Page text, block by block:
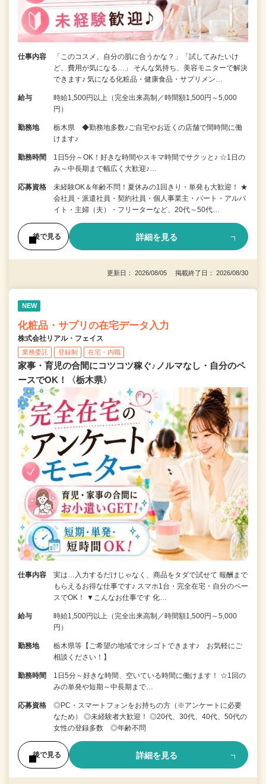
仕事内容
「このコスメ、自分の肌に合うかな？」「試してみたいけ
ど、費用が気になる…」 そんな気持ち、美容モニターで解決
できます♪ 気になる化粧品・健康食品・サプリメン…
給与
時給1,500円以上（完全出来高制／時間額1,500円～5,000
円）
勤務地
栃木県 ◆勤務地多数♪ご自宅やお近くの店舗で間時間に働
けます♪
勤務時間
1日5分～OK！好きな時間やスキマ時間でサクッと♪ ☆1日の
み～中長期まで幅広く大歓迎♪…
応募資格
未経験OK＆年齢不問！夏休みの1回きり・単発も大歓迎！ ★
会社員・派遣社員・契約社員・個人事業主・パート・アルバ
イト・主婦（夫）・フリーターなど、20代～50代…
後で見る 詳細を見る
更新日： 2026/08/05 掲載終了日： 2026/08/30
NEW
化粧品・サプリの在宅データ入力
株式会社リアル・フェイス
業務委託 登録制 在宅・内職
家事・育児の合間にコツコツ稼ぐ♪ノルマなし・自分のペ
ースでOK！〈栃木県〉
仕事内容
実は…入力するだけじゃなく、商品をタダで試せて 報酬まで
もらえるお得な仕事です♪ スマホ1台・完全在宅・自分のペー
スでOK！ ▼こんなお仕事です 化…
給与
時給1,500円以上（完全出来高制／時間額1,500円～5,000
円）
勤務地
栃木県等【ご希望の地域でオシゴトできます♪ お気軽にご
相談ください！】
勤務時間
1日5分～好きな時間、空いている時間に働けます！ ☆1回の
みの単発や短期～中長期まで…
応募資格
◎PC・スマートフォンをお持ちの方（※アンケートに必要
なため） ◎未経験者大歓迎！ ◎20代、30代、40代、50代の
女性の登録多数 ◎年齢不問
後で見る 詳細を見る